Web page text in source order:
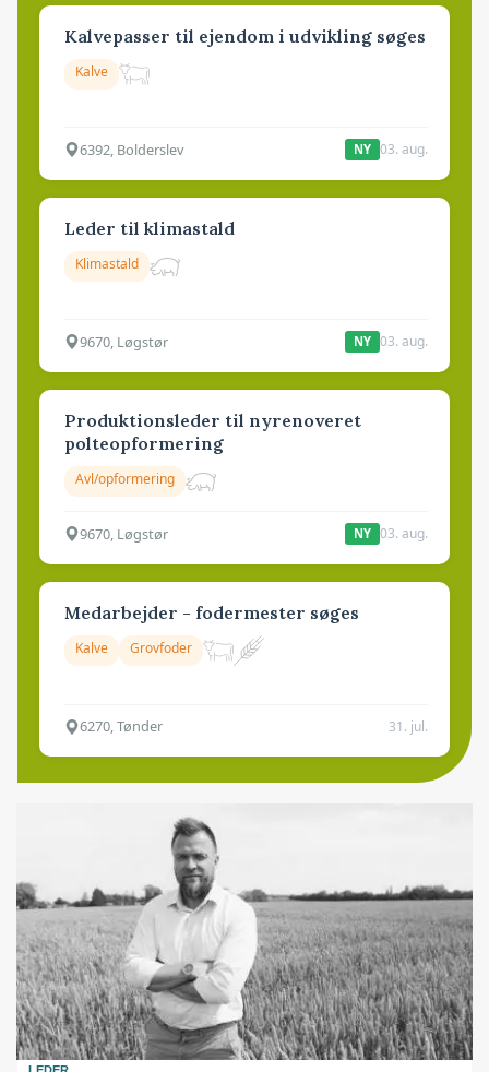
Kalvepasser til ejendom i udvikling søges
Kalve
6392, Bolderslev NY 03. aug.
Leder til klimastald
Klimastald
9670, Løgstør NY 03. aug.
Produktionsleder til nyrenoveret
polteopformering
Avl/opformering
9670, Løgstør NY 03. aug.
Medarbejder - fodermester søges
Kalve Grovfoder
6270, Tønder 31. jul.